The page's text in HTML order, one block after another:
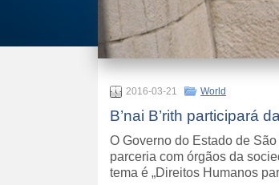
2016-03-21 World
B’nai B’rith participará
O Governo do Estado de
parceria com órgãos da
tema é „Direitos Humanos